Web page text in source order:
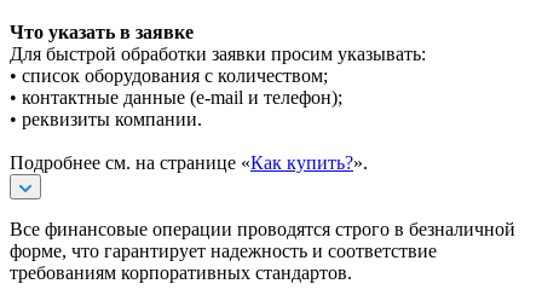
Что указать в заявке
Для быстрой обработки заявки просим указывать:
• список оборудования с количеством;
• контактные данные (e-mail и телефон);
• реквизиты компании.
Подробнее см. на странице «Как купить?».
Все финансовые операции проводятся строго в безналичной
форме, что гарантирует надежность и соответствие
требованиям корпоративных стандартов.